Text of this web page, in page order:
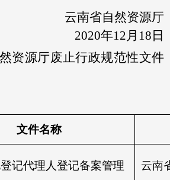
云南省自然资源厅
2020年12月18日
资源厅废止行政规范性文件
文件名称
记代理人登记备案管理
云南